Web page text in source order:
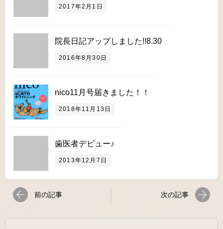
2017年2月1日
院長日記アップしました!!8.30
2016年8月30日
nico11月号届きました！！
2018年11月13日
歯医者デビュー♪
2013年12月7日
前の記事 次の記事